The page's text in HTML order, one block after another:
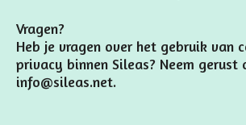
Vragen?
Heb je vragen over het gebruik van
privacy binnen Sileas? Neem
info@sileas.net.